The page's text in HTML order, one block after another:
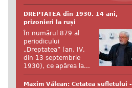
DREPTATEA din 1930. 14 ani,
prizonieri la ruși
În numărul 879 al
periodicului
„Dreptatea” (an. IV,
din 13 septembrie
1930), ce apărea la...
Maxim Vălean: Cetatea sufletului -